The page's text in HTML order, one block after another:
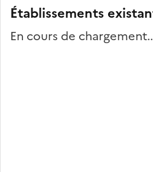
Établissements
En cours de